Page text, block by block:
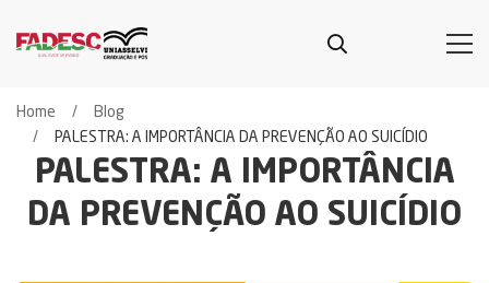
PALESTRA: A IMPORTÂNCIA
DA PREVENÇÃO AO SUICÍDIO
Home
Blog
PALESTRA: A IMPORTÂNCIA DA PREVENÇÃO AO SUICÍDIO